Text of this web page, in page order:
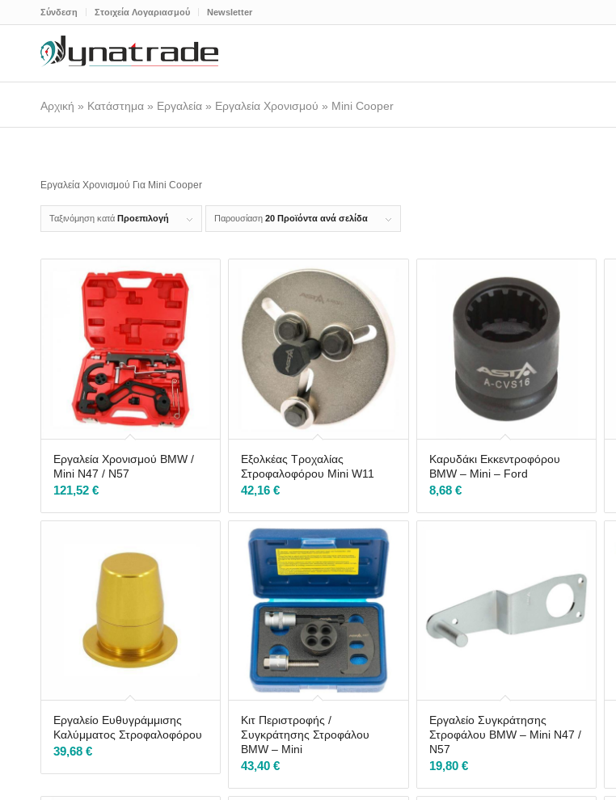
Σύνδεση Στοιχεία Λογαριασμού Newsletter
Αρχική » Κατάστημα » Εργαλεία » Εργαλεία Χρονισμού » Mini Cooper
Εργαλεία Χρονισμού Για Mini Cooper
Ταξινόμηση κατά Προεπιλογή Παρουσίαση 20 Προϊόντα ανά σελίδα
Εργαλεία Χρονισμού BMW /
Mini N47 / N57
121,52 €
Εξολκέας Τροχαλίας
Στροφαλοφόρου Mini W11
42,16€
Καρυδάκι Εκκεντροφόρου
BMW – Mini – Ford
8,68 €
Εργαλείο Ευθυγράμμισης
Καλύμματος Στροφαλοφόρου
39,68 €
Κιτ Περιστροφής /
Συγκράτησης Στροφάλου
BMW – Mini
43,40€
Εργαλείο Συγκράτησης
Στροφάλου BMW – Mini N47 /
N57
19,80 €